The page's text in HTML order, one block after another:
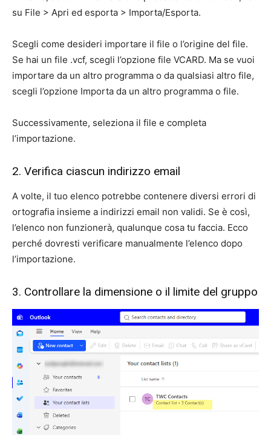
su File > Apri ed esporta > Importa/Esporta.
Scegli come desideri importare il file o l’origine del file.
Se hai un file .vcf, scegli l’opzione file VCARD. Ma se vuoi
importare da un altro programma o da qualsiasi altro file,
scegli l’opzione Importa da un altro programma o file.
Successivamente, seleziona il file e completa
l’importazione.
2. Verifica ciascun indirizzo email
A volte, il tuo elenco potrebbe contenere diversi errori di
ortografia insieme a indirizzi email non validi. Se è così,
l’elenco non funzionerà, qualunque cosa tu faccia. Ecco
perché dovresti verificare manualmente l’elenco dopo
l’importazione.
3. Controllare la dimensione o il limite del gruppo